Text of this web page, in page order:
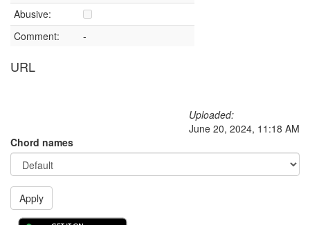
Abusive:
Comment:
-
URL
Uploaded:
June 20, 2024, 11:18 AM
Chord names
Apply